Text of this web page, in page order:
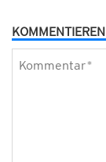
KOMMENTIEREN